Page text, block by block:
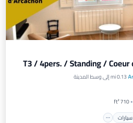
T3 / 4pers. / Standing /
0.13 mi إلى وسط المدينة
710 ft²
موقف سيارات